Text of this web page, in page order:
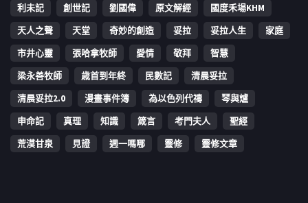
利未記
創世記 劉國偉 原文解經
國度禾場KHM
天人之聲
天堂 奇妙的創造 妥拉 妥拉人生
家庭
市井心靈
張哈拿牧師 愛情 敬拜
智慧
梁永善牧師
歳首到年終 民數記
清晨妥拉
清晨妥拉2.0
漫畫事件簿 為以色列代禱
琴與爐
申命記
真理 知識 箴言 考門夫人
聖經
荒漠甘泉
見證 週一嗎哪 靈修 靈修文章